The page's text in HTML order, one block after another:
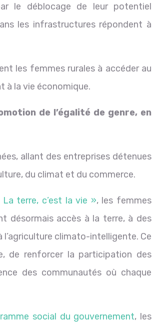
le déblocage de leur potentiel
les infrastructures répondent à
les femmes rurales à accéder au
à la vie économique.
de l’égalité de genre, en
allant des entreprises détenues
du climat et du commerce.
terre, c’est la vie », les femmes
désormais accès à la terre, à des
climato-intelligente. Ce
de renforcer la participation des
des communautés où chaque
social du gouvernement, les